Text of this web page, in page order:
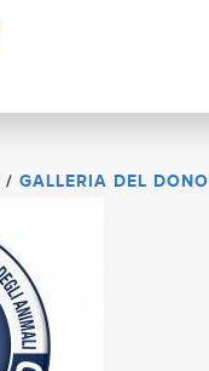
/ GALLERIA DEL DONO